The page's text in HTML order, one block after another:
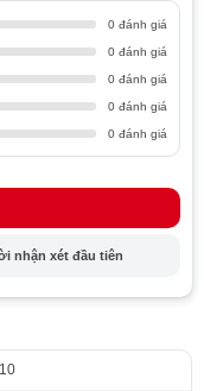
0 đánh giá
0 đánh giá
0 đánh giá
0 đánh giá
0 đánh giá
nhận xét đầu tiên